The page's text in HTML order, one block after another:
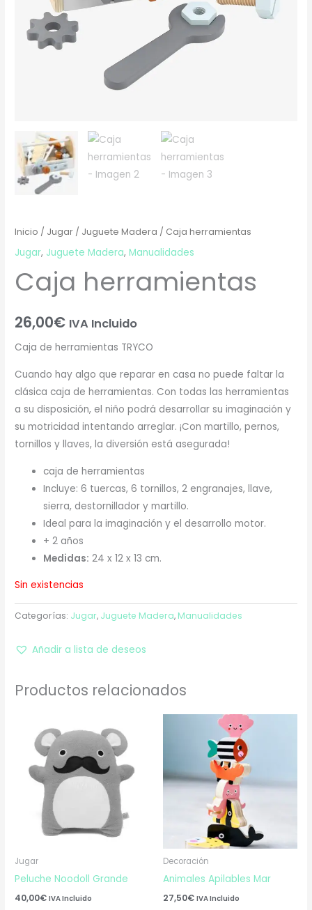
Inicio / Jugar / Juguete Madera / Caja herramientas
Jugar, Juguete Madera,Manualidades
Caja herramientas
26,00€ IVA Incluido
Caja de herramientas TRYCO
Cuando hay algo que reparar en casa no puede faltar la
clásica caja de herramientas. Con todas las herramientas
a su disposición, el niño podrá desarrollar su imaginación y
su motricidad intentando arreglar. ¡Con martillo, pernos,
tornillos y llaves, la diversión está asegurada!
caja de herramientas
Incluye: 6 tuercas, 6 tornillos, 2 engranajes, llave,
sierra, destornillador y martillo.
Ideal para la imaginación y el desarrollo motor.
+ 2 años
Medidas: 24 x 12 x 13 cm.
Sin existencias
Categorías: Jugar, Juguete Madera, Manualidades
Añadir a lista de deseos
Productos relacionados
Jugar
Peluche Noodoll Grande
40,00€ IVA Incluido
Decoración
Animales Apilables Mar
27,50€ IVA Incluido